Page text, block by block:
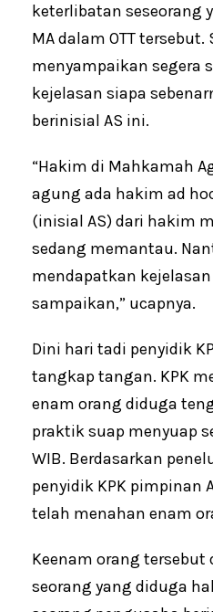
keterlibatan seseorang
MA dalam OTT
menyampaikan segera
kejelasan siapa
berinisial AS ini.
“Hakim di Mahkamah
agung ada hakim ad
(inisial AS) dari hakim
sedang memantau.
mendapatkan
sampaikan,” ucapnya.
Dini hari tadi penyidik
tangkap tangan. KPK
enam orang diduga
praktik suap menyuap
WIB. Berdasarkan
penyidik KPK pimpinan
telah menahan enam
Keenam orang tersebut
seorang yang diduga